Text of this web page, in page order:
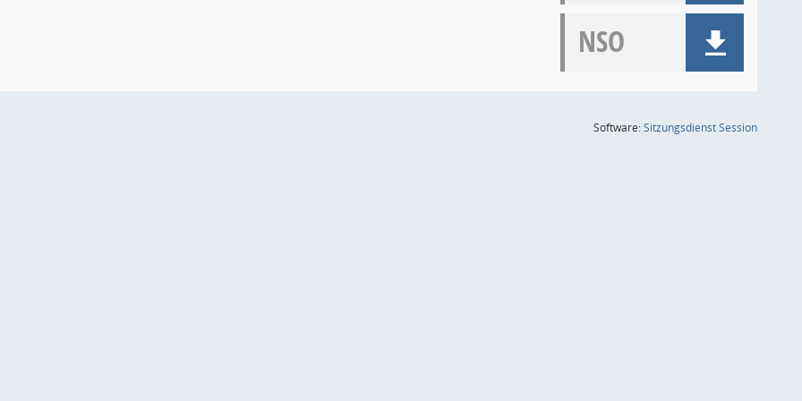
NSO
Software:SitzungsdienstSession(Wird in